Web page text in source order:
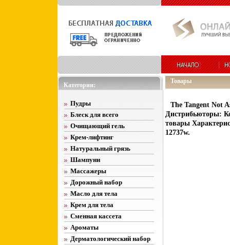
Категории:
Пудры
Блеск для всего
Очищающий гель
Крем-лифтинг
Натуральный грязь
Шампуни
Массажеры
Дорожный набор
Масло для тела
Крем для тела
Сменная кассета
Ароматы
Дерматологический набор
Товары
The Tangent Not
Дистрибьюторы:
товары
12737w.